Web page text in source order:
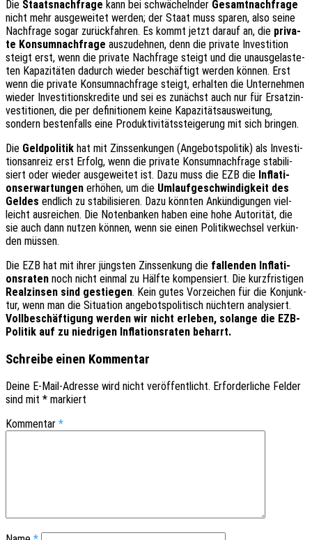
Die Staats­nach­fra­ge kann bei schwä­cheln­der Gesamt­nach­fra­ge
nicht mehr ausge­wei­tet werden; der Staat muss sparen, also seine
Nach­fra­ge sogar zurück­fah­ren. Es kommt jetzt darauf an, die priva­
te Konsum­nach­fra­ge auszu­deh­nen, denn die priva­te Inves­ti­ti­on
steigt erst, wenn die priva­te Nach­fra­ge steigt und die unaus­ge­las­te­
ten Kapa­zi­tä­ten dadurch wieder beschäf­tigt werden können. Erst
wenn die priva­te Konsum­nach­fra­ge steigt, erhal­ten die Unter­neh­men
wieder Inves­ti­ti­ons­kre­di­te und sei es zunächst auch nur für Ersatz­in­
ves­ti­tio­nen, die per defi­ni­tio­nem keine Kapa­zi­täts­aus­wei­tung,
sondern besten­falls eine Produk­ti­vi­täts­stei­ge­rung mit sich bringen.
Die Geld­po­li­tik hat mit Zins­sen­kun­gen (Ange­bots­po­li­tik) als Inves­ti­
ti­ons­an­reiz erst Erfolg, wenn die priva­te Konsum­nach­fra­ge stabi­li­
siert oder wieder ausge­wei­tet ist. Dazu muss die EZB die Infla­ti­
ons­er­war­tun­gen erhö­hen, um die Umlauf­ge­schwin­dig­keit des
Geldes endlich zu stabi­li­sie­ren. Dazu könn­ten Ankün­di­gun­gen viel­
leicht ausrei­chen. Die Noten­ban­ken haben eine hohe Auto­ri­tät, die
sie auch dann nutzen können, wenn sie einen Poli­tik­wech­sel verkün­
den müssen.
Die EZB hat mit ihrer jüngs­ten Zins­sen­kung die fallen­den Infla­ti­
ons­ra­ten noch nicht einmal zu Hälfte kompen­siert. Die kurz­fris­ti­gen
Real­zin­sen sind gestie­gen. Kein gutes Vorzei­chen für die Konjunk­
tur, wenn man die Situa­ti­on ange­bots­po­li­tisch nüch­tern analy­siert.
Voll­be­schäf­ti­gung werden wir nicht erle­ben, solan­ge die EZB-
Poli­tik auf zu nied­ri­gen Infla­ti­ons­ra­ten beharrt.
Schreibe einen Kommentar
Deine E-Mail-Adresse wird nicht veröffentlicht. Erforderliche Felder
sind mit * markiert
Kommentar *